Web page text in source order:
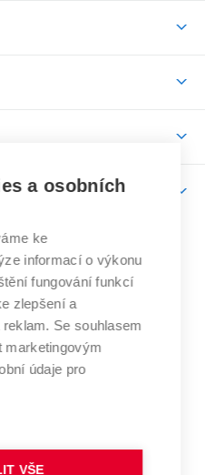
učení
technické
a osobních
ke
informací o výkonu
fungování funkcí
zlepšení a
Se souhlasem
marketingovým
údaje pro
VŠE